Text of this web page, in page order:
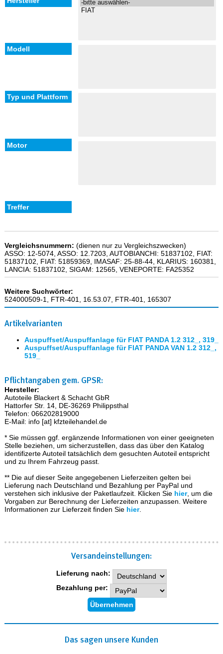
Vergleichsnummern: (dienen nur zu Vergleichszwecken)
ASSO: 12-5074, ASSO: 12.7203, AUTOBIANCHI: 51837102, FIAT:
51837102, FIAT: 51859369, IMASAF: 25-88-44, KLARIUS: 160381,
LANCIA: 51837102, SIGAM: 12565, VENEPORTE: FA25352
Weitere Suchwörter:
524000509-1, FTR-401, 16.53.07, FTR-401, 165307
Artikelvarianten
Auspuffset/Auspuffanlage für FIAT PANDA 1.2 312_, 319_
Auspuffset/Auspuffanlage für FIAT PANDA VAN 1.2 312_,
519_
Pflichtangaben gem. GPSR:
Hersteller:
Autoteile Blackert & Schacht GbR
Hattorfer Str. 14, DE-36269 Philippsthal
Telefon: 066202819000
E-Mail: info [at] kfzteilehandel.de
* Sie müssen ggf. ergänzende Informationen von einer geeigneten
Stelle beziehen, um sicherzustellen, dass das über den Katalog
identifizerte Autoteil tatsächlich dem gesuchten Autoteil entspricht
und zu Ihrem Fahrzeug passt.
** Die auf dieser Seite angegebenen Lieferzeiten gelten bei
Lieferung nach Deutschland und Bezahlung per PayPal und
verstehen sich inklusive der Paketlaufzeit. Klicken Sie hier, um die
Vorgaben zur Berechnung der Lieferzeiten anzupassen. Weitere
Informationen zur Lieferzeit finden Sie hier.
Versand­einstellungen:
Lieferung nach:
Bezahlung per:
Das sagen unsere Kunden